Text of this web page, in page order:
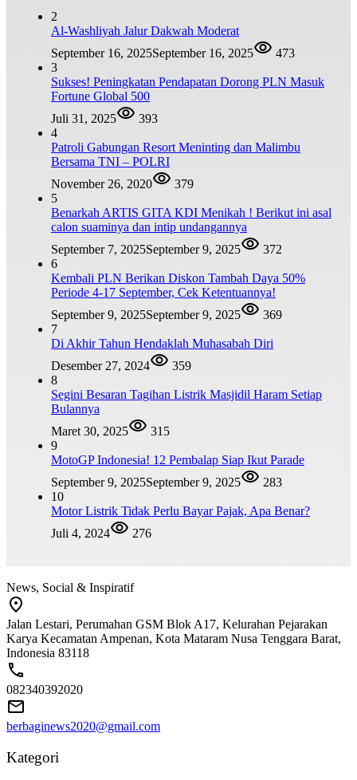
2
Al-Washliyah Jalur Dakwah Moderat
September 16, 2025September 16, 2025
473
3
Sukses! Peningkatan Pendapatan Dorong PLN Masuk
Fortune Global 500
Juli 31, 2025
393
4
Patroli Gabungan Resort Meninting dan Malimbu
Bersama TNI – POLRI
November 26, 2020
379
5
Benarkah ARTIS GITA KDI Menikah ! Berikut ini asal
calon suaminya dan intip undangannya
September 7, 2025September 9, 2025
372
6
Kembali PLN Berikan Diskon Tambah Daya 50%
Periode 4-17 September, Cek Ketentuannya!
September 9, 2025September 9, 2025
369
7
Di Akhir Tahun Hendaklah Muhasabah Diri
Desember 27, 2024
359
8
Segini Besaran Tagihan Listrik Masjidil Haram Setiap
Bulannya
Maret 30, 2025
315
9
MotoGP Indonesia! 12 Pembalap Siap Ikut Parade
September 9, 2025September 9, 2025
283
10
Motor Listrik Tidak Perlu Bayar Pajak, Apa Benar?
Juli 4, 2024
276
News, Social & Inspiratif
Jalan Lestari, Perumahan GSM Blok A17, Kelurahan Pejarakan
Karya Kecamatan Ampenan, Kota Mataram Nusa Tenggara Barat,
Indonesia 83118
082340392020
berbaginews2020@gmail.com
Kategori